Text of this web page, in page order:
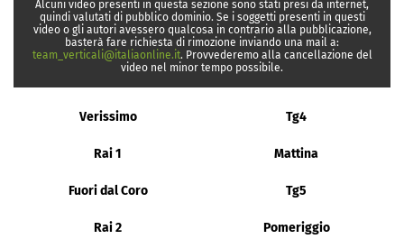
Alcuni video presenti in questa sezione sono stati presi da internet,
quindi valutati di pubblico dominio. Se i soggetti presenti in questi
video o gli autori avessero qualcosa in contrario alla pubblicazione,
basterà fare richiesta di rimozione inviando una mail a:
team_verticali@italiaonline.it. Provvederemo alla cancellazione del
video nel minor tempo possibile.
Verissimo Tg4
Rai 1 Mattina
Fuori dal Coro Tg5
Rai 2 Pomeriggio